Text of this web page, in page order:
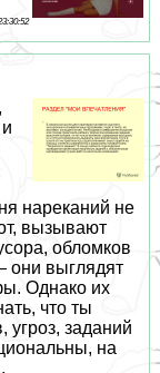
нареканий не
вызывают
обломков
они выглядят
Однако их
что ты
угроз, заданий
на